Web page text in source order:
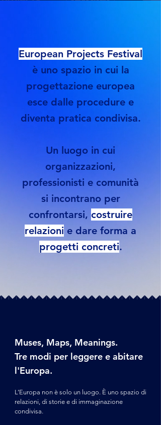
European Projects Festival
è uno spazio in cui la
progettazione europea
esce dalle procedure e
diventa pratica condivisa.
Un luogo in cui
organizzazioni,
professionisti e comunità
si incontrano per
confrontarsi, costruire
relazioni e dare forma a
progetti concreti.
Muses, Maps, Meanings.
Tre modi per leggere e abitare
l'Europa.
L’Europa non è solo un luogo. È uno spazio di
relazioni, di storie e di immaginazione
condivisa.